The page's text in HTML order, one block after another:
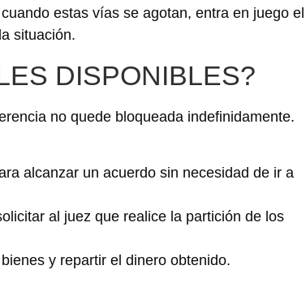
estas vías se agotan, entra en juego el
situación.
DISPONIBLES?
no quede bloqueada indefinidamente.
alcanzar un acuerdo sin necesidad de ir a
al juez que realice la partición de los
y repartir el dinero obtenido.